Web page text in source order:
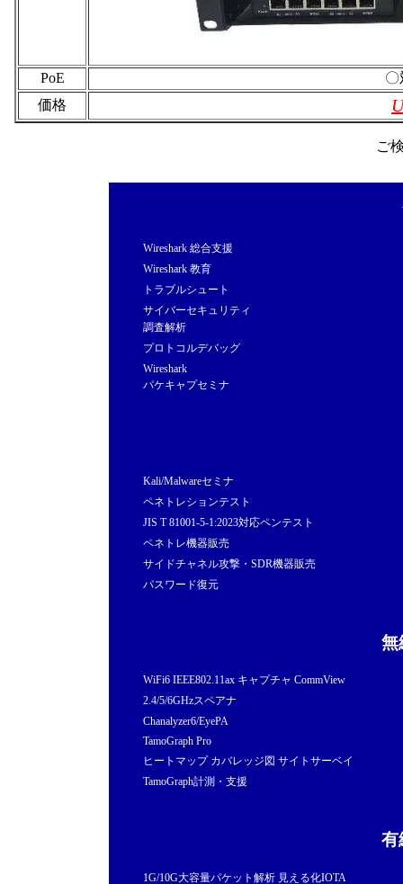
PoE
価格
ご
Wireshark 総合支援
Wireshark 教育
トラブルシュート
サイバーセキュリティ
調査解析
プロトコルデバッグ
Wireshark
パケキャプセミナ
Kali/Malwareセミナ
ペネトレションテスト
JIS T 81001-5-1:2023対応ペンテスト
ペネトレ機器販売
サイドチャネル攻撃・SDR機器販売
パスワード復元
無
WiFi6 IEEE802.11ax キャプチャ CommView
2.4/5/6GHzスペアナ
Chanalyzer6/EyePA
TamoGraph Pro
ヒートマップ カバレッジ図 サイトサーベイ
TamoGraph計測・支援
有
1G/10G大容量パケット解析 見える化IOTA